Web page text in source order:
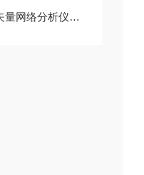
分析仪的使用方法